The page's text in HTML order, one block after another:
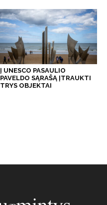
Į UNESCO PASAULIO
PAVELDO SĄRAŠĄ ĮTRAUKTI
TRYS OBJEKTAI